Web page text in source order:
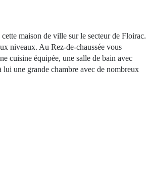
maison de ville sur le secteur de Floirac.
niveaux. Au Rez-de-chaussée vous
cuisine équipée, une salle de bain avec
une grande chambre avec de nombreux
de la Mairie a été délivrée afin de
s'ajoute à cette vente. L'environnement de
ce bien. Honoraires vendeur Merci de
de contact mail. Contact : Amandine